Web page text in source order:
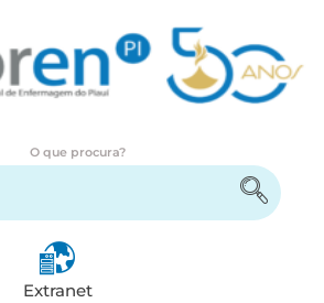
O que procura?
Extranet